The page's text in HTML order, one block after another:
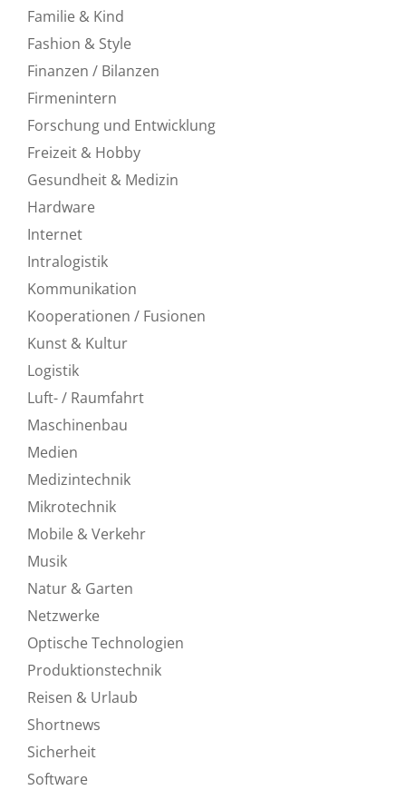
Familie & Kind
Fashion & Style
Finanzen / Bilanzen
Firmenintern
Forschung und Entwicklung
Freizeit & Hobby
Gesundheit & Medizin
Hardware
Internet
Intralogistik
Kommunikation
Kooperationen / Fusionen
Kunst & Kultur
Logistik
Luft- / Raumfahrt
Maschinenbau
Medien
Medizintechnik
Mikrotechnik
Mobile & Verkehr
Musik
Natur & Garten
Netzwerke
Optische Technologien
Produktionstechnik
Reisen & Urlaub
Shortnews
Sicherheit
Software